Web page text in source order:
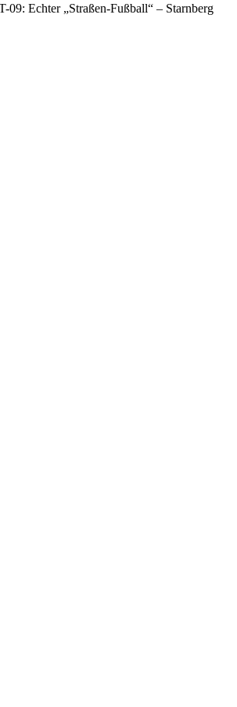
09: Echter „Straßen-Fußball“ – Starnberg